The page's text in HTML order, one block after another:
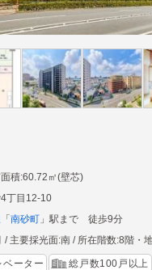
積:60.72㎡(壁芯)
丁目12-10
「 南砂町 」駅まで 徒歩9分
主要採光面:南 所在階数:8階・
ベーター
総戸数100戸以上